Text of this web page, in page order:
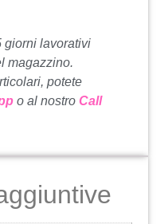
giorni lavorativi
magazzino.
potete
o al nostro Call